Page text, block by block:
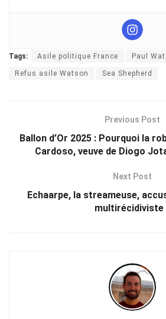
Tags: Asile politique France Paul
Refus asile Watson Sea Shepherd
Previous Post
Ballon d’Or 2025 : Pourquoi la
Cardoso, veuve de Diogo
Next Post
Echaarpe, la streameuse,
multirécidiviste